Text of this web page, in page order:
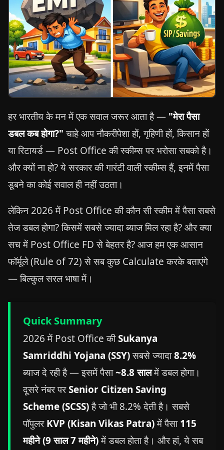
हर भारतीय के मन में एक सवाल जरूर आता है — "मेरा पैसा
डबल कब होगा?"चाहे आप नौकरीपेशा हों, गृहिणी हों, किसान हों
या रिटायर्ड — Post Office की स्कीम्स पर भरोसा सबको है।
और क्यों ना हो? ये सरकार की गारंटी वाली स्कीम्स हैं, इनमें पैसा
डूबने का कोई सवाल ही नहीं उठता।
लेकिन 2026 में Post Office की कौन सी स्कीम में पैसा सबसे
तेज डबल होगा? किसमें सबसे ज्यादा ब्याज मिल रहा है? और क्या
सच में Post Office FD से बेहतर है? आज हम एक आसान
फॉर्मूले (Rule of 72) से सब कुछ Calculate करके बताएंगे
— बिल्कुल सरल भाषा में।
Quick Summary
2026 में Post Office कीSukanya
Samriddhi Yojana (SSY)सबसे ज्यादा8.2%
ब्याज दे रही है — इसमें पैसा~8.8 सालमें डबल होगा।
दूसरे नंबर परSenior Citizen Saving
Scheme (SCSS)है जो भी 8.2% देती है। सबसे
पॉपुलरKVP (Kisan Vikas Patra)में पैसा115
महीने (9 साल 7 महीने)में डबल होता है। और हां, ये सब